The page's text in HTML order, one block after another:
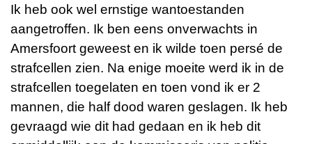
Ik heb ook wel ernstige wantoestanden
aangetroffen. Ik ben eens onverwachts in
Amersfoort geweest en ik wilde toen persé de
strafcellen zien. Na enige moeite werd ik in de
strafcellen toegelaten en toen vond ik er 2
mannen, die half dood waren geslagen. Ik heb
gevraagd wie dit had gedaan en ik heb dit